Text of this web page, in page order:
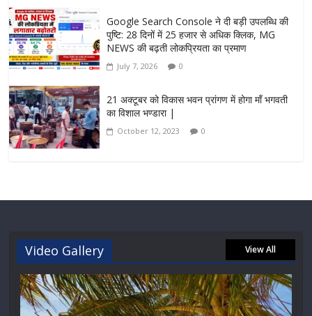
Google Search Console ने दी बड़ी उपलब्धि की
पुष्टि: 28 दिनों में 25 हजार से अधिक क्लिक, MG
NEWS की बढ़ती लोकप्रियता का प्रमाण
July 7, 2026 0
21 अक्टूबर को विकास भवन प्रांगण में होगा माँ भगवती
का विशाल भण्डारा |
October 12, 2023 0
Video Gallery View All